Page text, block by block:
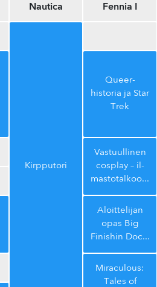
Nautica
Kirpputori
Fennia I
Queer-
historia ja Star
Trek
Vas­tuul­li­nen
cosplay – il­
mas­to­tal­koo...
Aloit­te­li­jan
opas Big
Finishin Doc...
Miraculous:
Tales of